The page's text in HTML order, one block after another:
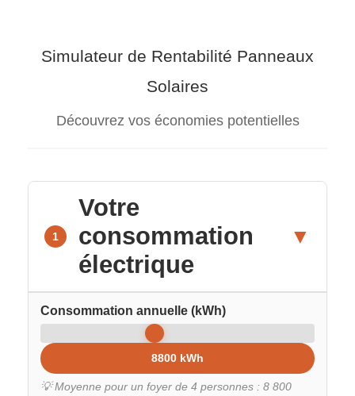
Simulateur de Rentabilité Panneaux
Solaires
Découvrez vos économies potentielles
1
Votre
consommation
électrique
▼
Consommation annuelle (kWh)
8800 kWh
💡 Moyenne pour un foyer de 4 personnes : 8 800